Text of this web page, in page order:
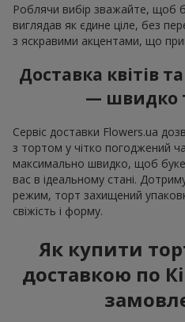
Роблячи вибір зважайте, щоб
виглядав як єдине ціле, без
з яскравими акцентами, що
Доставка квітів
— швидко
Сервіс доставки Flowers.ua
з тортом у чітко погоджений
максимально швидко, щоб
вас в ідеальному стані.
режим, торт захищений
свіжість і форму.
Як купити
доставкою по